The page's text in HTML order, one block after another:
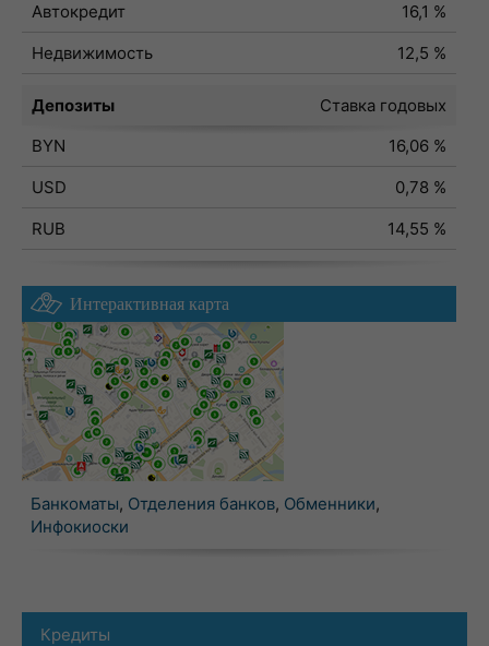
Автокредит
16,1 %
Недвижимость
12,5 %
Депозиты
Ставка годовых
BYN
16,06 %
USD
0,78 %
RUB
14,55 %
Интерактивная карта
Банкоматы, Отделения банков, Обменники,
Инфокиоски
Кредиты